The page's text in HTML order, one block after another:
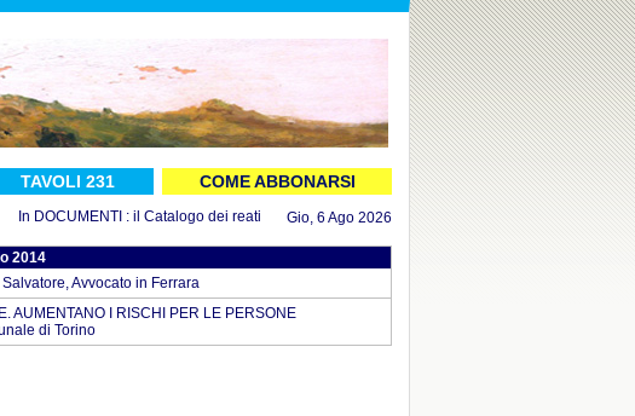
TAVOLI 231 COME ABBONARSI
In DOCUMENTI : il Catalogo dei reati aggiornato al 16 luglio 2026
Gio, 6 Ago 2026
2014
Salvatore, Avvocato in Ferrara
AUMENTANO I RISCHI PER LE PERSONE
di Torino